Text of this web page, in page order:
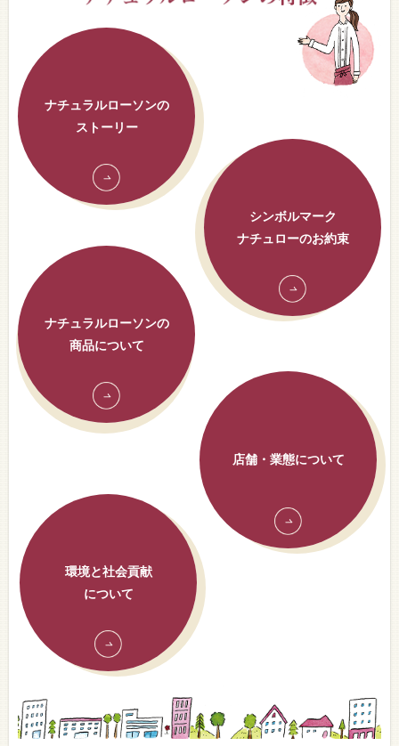
ナチュラルローソンの
ストーリー
シンボルマーク
ナチュローのお約束
ナチュラルローソンの
商品について
店舗・業態について
環境と社会貢献
について